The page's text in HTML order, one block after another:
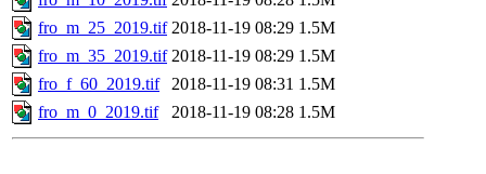
fro_m_25_2019.tif 2018-11-19 08:29 1.5M
fro_m_35_2019.tif 2018-11-19 08:29 1.5M
fro_f_60_2019.tif
2018-11-19 08:31 1.5M
fro_m_0_2019.tif
2018-11-19 08:28 1.5M